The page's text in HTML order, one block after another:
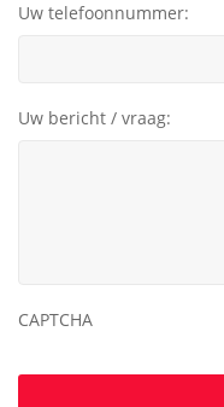
Uw telefoonnummer:
Uw bericht / vraag:
CAPTCHA